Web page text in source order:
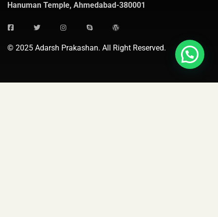
Hanuman Temple, Ahmedabad-380001
© 2025 Adarsh Prakashan. All Right Reserved.